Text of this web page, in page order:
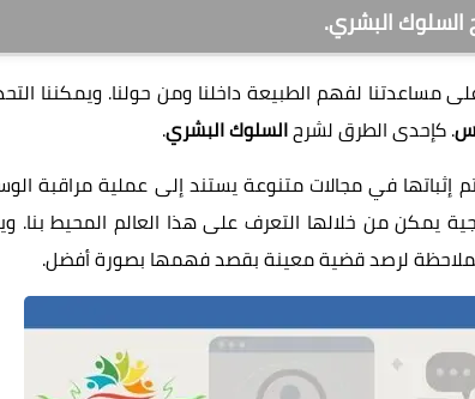
البشري.
مساعدتنا لفهم الطبيعة داخلنا ومن حولنا. ويمكننا
. كإحدى الطرق لشرحالسلوك البشري.
إثباتها في مجالات متنوعة يستند إلى عملية مراقبة
يمكن من خلالها التعرف على هذا العالم المحيط بنا.
لرصد قضية معينة بقصد فهمها بصورة أفضل.